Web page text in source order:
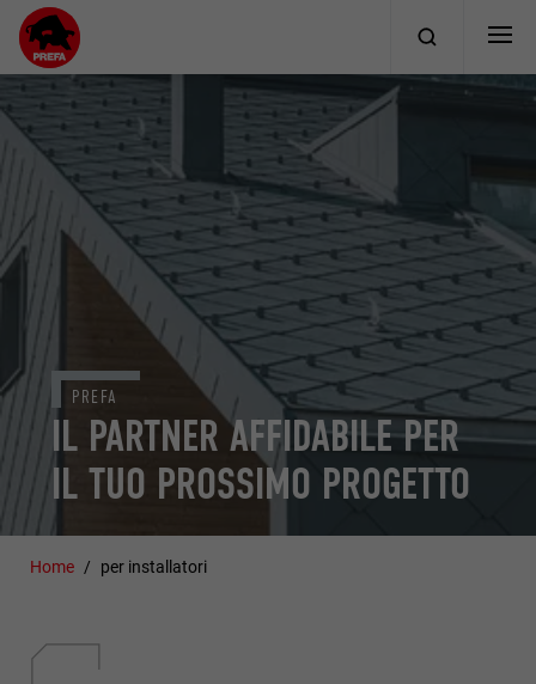
IL PARTNER AFFIDABILE PER
IL TUO PROSSIMO PROGETTO
PREFA
Home per installatori